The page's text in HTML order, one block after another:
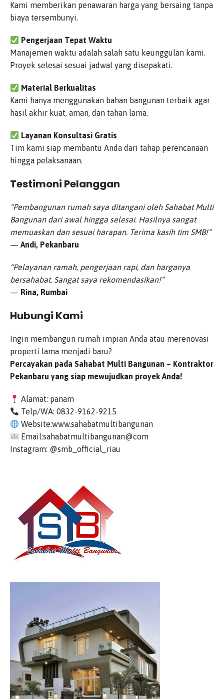
Kami memberikan penawaran harga yang bersaing tanpa
biaya tersembunyi.
Pengerjaan Tepat Waktu
Manajemen waktu adalah salah satu keunggulan kami.
Proyek selesai sesuai jadwal yang disepakati.
Material Berkualitas
Kami hanya menggunakan bahan bangunan terbaik agar
hasil akhir kuat, aman, dan tahan lama.
Layanan Konsultasi Gratis
Tim kami siap membantu Anda dari tahap perencanaan
hingga pelaksanaan.
Testimoni Pelanggan
“Pembangunan rumah saya ditangani oleh Sahabat Multi
Bangunan dari awal hingga selesai. Hasilnya sangat
memuaskan dan sesuai harapan. Terima kasih tim SMB!”
— Andi, Pekanbaru
“Pelayanan ramah, pengerjaan rapi, dan harganya
bersahabat. Sangat saya rekomendasikan!”
— Rina, Rumbai
Hubungi Kami
Ingin membangun rumah impian Anda atau merenovasi
properti lama menjadi baru?
Percayakan pada Sahabat Multi Bangunan – Kontraktor
Pekanbaru yang siap mewujudkan proyek Anda!
Alamat: panam
Telp/WA: 0832-9162-9215
Website:www.sahabatmultibangunan
Email:sahabatmultibangunan@com
Instagram: @smb_official_riau